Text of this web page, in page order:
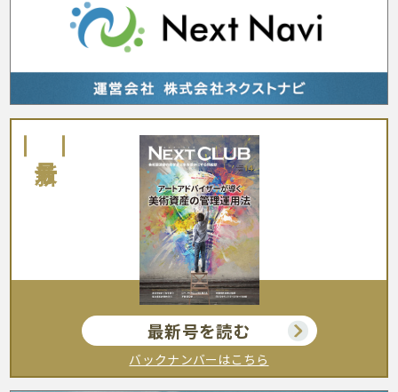
最新号を読む
バックナンバーはこちら